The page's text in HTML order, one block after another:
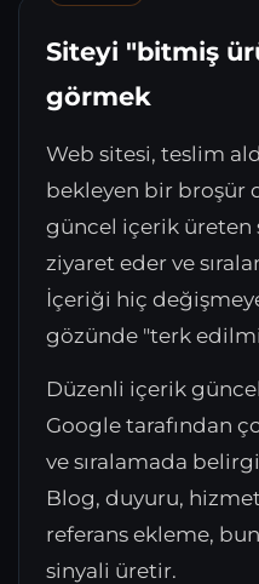
Siteyi "bitmiş
görmek
Web sitesi, teslim
bekleyen bir broşür
güncel içerik üreten
ziyaret eder ve
İçeriği hiç
gözünde "terk
Düzenli içerik
Google tarafından
ve sıralamada
Blog, duyuru,
referans ekleme,
sinyali üretir.